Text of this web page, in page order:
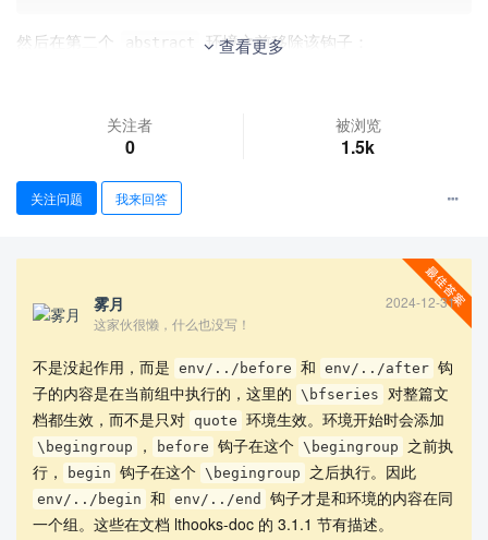
然后在第二个 abstract 环境之前移除该钩子：
了：
尝试过的操作
为什么不直接在某个环境里头单独加 \bfseries ？
因为这是项目中抠出来的最小问题场景，原操作比 \bfseries
更复杂但也出现了相同问题.
为什么不用 etoolbox 环境？
查看更多
关注者
0
被浏览
1.5k
关注问题 我来回答
雾月
2024-12-31
这家伙很懒，什么也没写！
不是没起作用，而是 env/../before 和 env/../after 钩
子的内容是在当前组中执行的，这里的 \bfseries 对整篇文
档都生效，而不是只对 quote 环境生效。环境开始时会添加
\begingroup ， before 钩子在这个 \begingroup
之前执
行，
begin 钩子在这个 \begingroup 之后执行。因此
env/../begin 和 env/../end
钩子才是和环境的内容在同
一个组。这些在文档 lthooks-doc 的 3.1.1 节有描述。